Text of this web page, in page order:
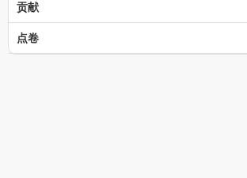
贡献
点卷